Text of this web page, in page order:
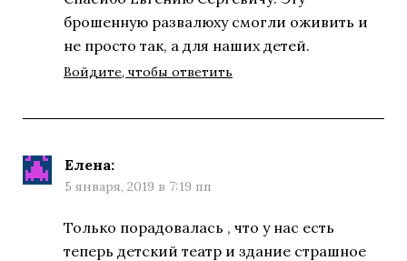
брошенную развалюху смогли оживить и
не просто так, а для наших детей.
Войдите, чтобы ответить
Елена:
5 января, 2019 в 7:19 пп
Только порадовалась , что у нас есть
теперь детский театр и здание страшное